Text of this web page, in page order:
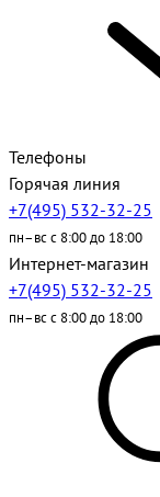
Телефоны
Горячая линия
+7(495) 532-32-25
пн–вс с 8:00 до 18:00
Интернет-магазин
+7(495) 532-32-25
пн–вс с 8:00 до 18:00